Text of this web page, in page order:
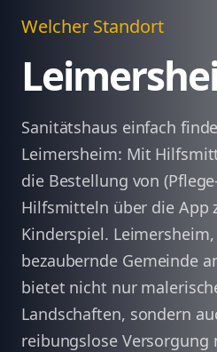
Welcher Standort
Sanitätshaus einfach
Leimersheim: Mit
die Bestellung von
Hilfsmitteln über die App
Kinderspiel.
bezaubernde Gemeinde
bietet nicht nur
Landschaften, sondern
reibungslose Versorgung